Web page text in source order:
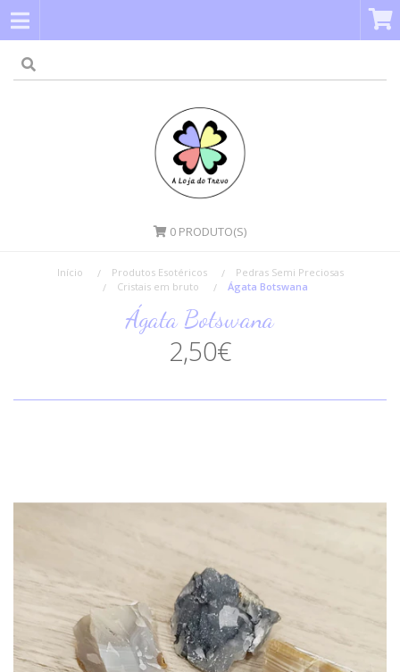
0 PRODUTO(S)
Início Produtos Esotéricos
Pedras Semi Preciosas
Cristais em bruto
Ágata Botswana
Ágata Botswana
2,50€